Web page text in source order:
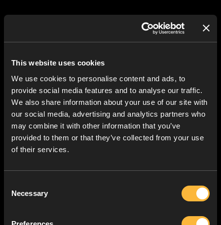
This website uses cookies
We use cookies to personalise content and ads, to
provide social media features and to analyse our traffic.
We also share information about your use of our site with
our social media, advertising and analytics partners who
may combine it with other information that you’ve
provided to them or that they’ve collected from your use
of their services.
Selection
Necessary
LES NOUVELLES PHASES DU